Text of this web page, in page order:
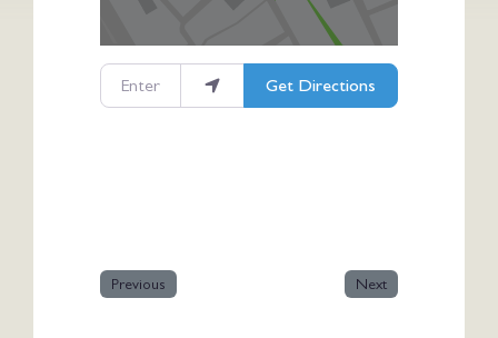
Enter your location
Get Directions
Previous Next